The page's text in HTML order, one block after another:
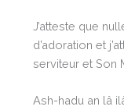
J’atteste que
d’adoration et
serviteur et Son
Ash-hadu an lâ